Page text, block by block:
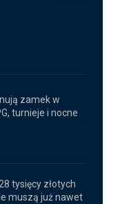
zamek w
turnieje i nocne
tysięcy złotych
muszą już nawet